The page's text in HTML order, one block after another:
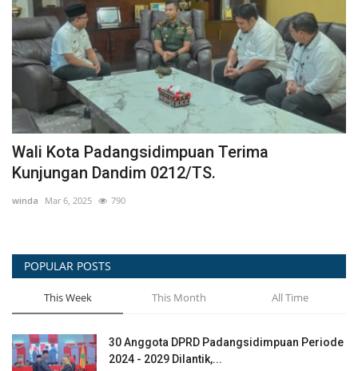
SURVEI KESEHATAN INDONESIA 2023
winda Jul 25, 2023 516
POPULAR POSTS
This Week This Month All Time
30 Anggota DPRD Padangsidimpuan Periode
2024 - 2029 Dilantik,...